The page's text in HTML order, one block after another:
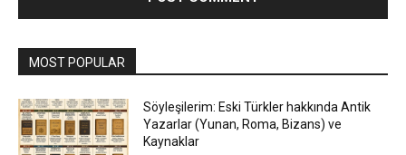
MOST POPULAR
Söyleşilerim: Eski Türkler hakkında Antik
Yazarlar (Yunan, Roma, Bizans) ve
Kaynaklar